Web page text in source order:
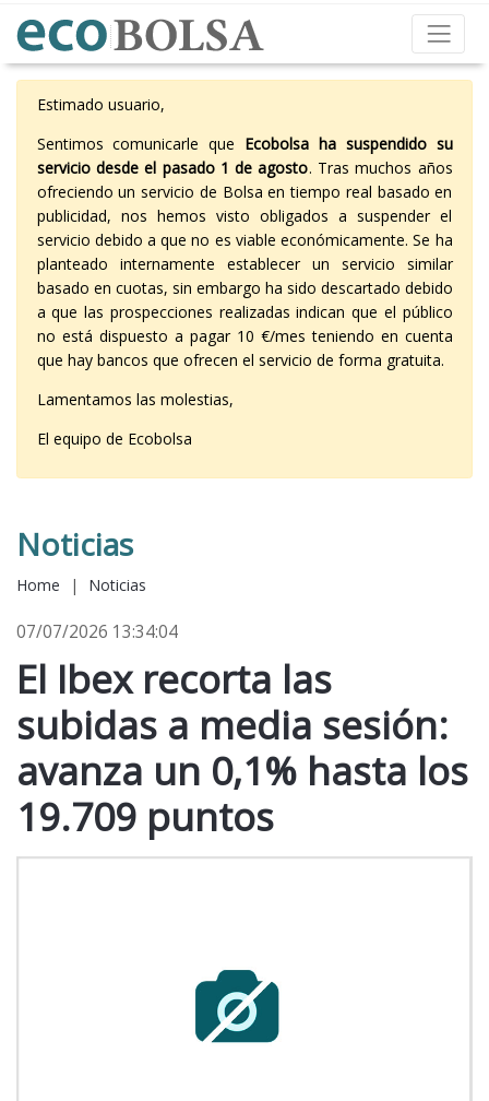
Estimado usuario,
Sentimos comunicarle que Ecobolsa ha suspendido su
servicio desde el pasado 1 de agosto. Tras muchos años
ofreciendo un servicio de Bolsa en tiempo real basado en
publicidad, nos hemos visto obligados a suspender el
servicio debido a que no es viable económicamente. Se ha
planteado internamente establecer un servicio similar
basado en cuotas, sin embargo ha sido descartado debido
a que las prospecciones realizadas indican que el público
no está dispuesto a pagar 10 €/mes teniendo en cuenta
que hay bancos que ofrecen el servicio de forma gratuita.
Lamentamos las molestias,
El equipo de Ecobolsa
Noticias
Home | Noticias
07/07/2026 13:34:04
El Ibex recorta las
subidas a media sesión:
avanza un 0,1% hasta los
19.709 puntos